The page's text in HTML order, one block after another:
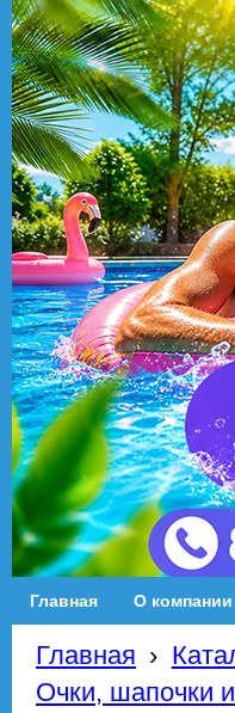
Главная О компании
Главная ›
Очки, шапочки